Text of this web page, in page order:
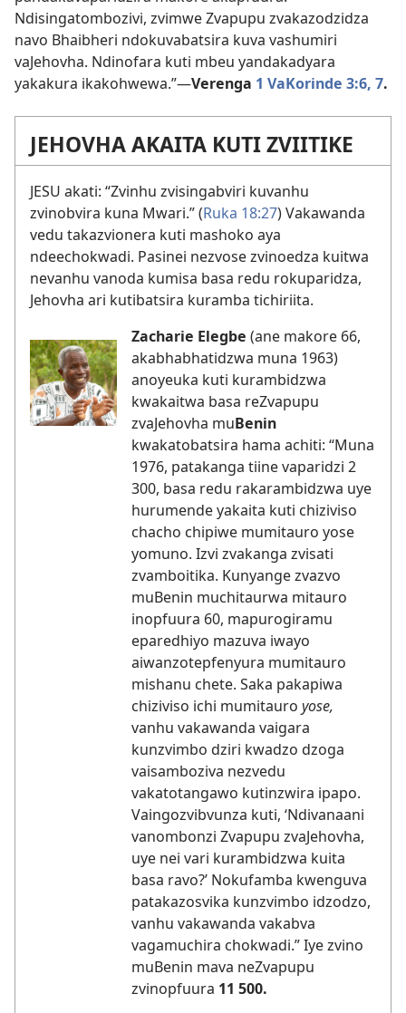
Ndisingatombozivi, zvimwe Zvapupu zvakazodzidza
navo Bhaibheri ndokuvabatsira kuva vashumiri
vaJehovha. Ndinofara kuti mbeu yandakadyara
yakakura ikakohwewa.”—Verenga 1 VaKorinde 3:6, 7.
JEHOVHA AKAITA KUTI ZVIITIKE
JESU akati: “Zvinhu zvisingabviri kuvanhu
zvinobvira kuna Mwari.” (Ruka 18:27) Vakawanda
vedu takazvionera kuti mashoko aya
ndeechokwadi. Pasinei nezvose zvinoedza kuitwa
nevanhu vanoda kumisa basa redu rokuparidza,
Jehovha ari kutibatsira kuramba tichiriita.
Zacharie Elegbe (ane makore 66,
akabhabhatidzwa muna 1963)
anoyeuka kuti kurambidzwa
kwakaitwa basa reZvapupu
zvaJehovha muBenin
kwakatobatsira hama achiti: “Muna
1976, patakanga tiine vaparidzi 2
300, basa redu rakarambidzwa uye
hurumende yakaita kuti chiziviso
chacho chipiwe mumitauro yose
yomuno. Izvi zvakanga zvisati
zvamboitika. Kunyange zvazvo
muBenin muchitaurwa mitauro
inopfuura 60, mapurogiramu
eparedhiyo mazuva iwayo
aiwanzotepfenyura mumitauro
mishanu chete. Saka pakapiwa
chiziviso ichi mumitauro yose,
vanhu vakawanda vaigara
kunzvimbo dziri kwadzo dzoga
vaisamboziva nezvedu
vakatotangawo kutinzwira ipapo.
Vaingozvibvunza kuti, ‘Ndivanaani
vanombonzi Zvapupu zvaJehovha,
uye nei vari kurambidzwa kuita
basa ravo?’ Nokufamba kwenguva
patakazosvika kunzvimbo idzodzo,
vanhu vakawanda vakabva
vagamuchira chokwadi.” Iye zvino
muBenin mava neZvapupu
zvinopfuura 11 500.